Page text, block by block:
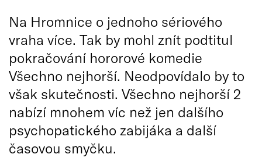
Na Hromnice o jednoho sériového
vraha více. Tak by mohl znít podtitul
pokračování hororové komedie
Všechno nejhorší. Neodpovídalo by to
však skutečnosti. Všechno nejhorší 2
nabízí mnohem víc než jen dalšího
psychopatického zabijáka a další
časovou smyčku.